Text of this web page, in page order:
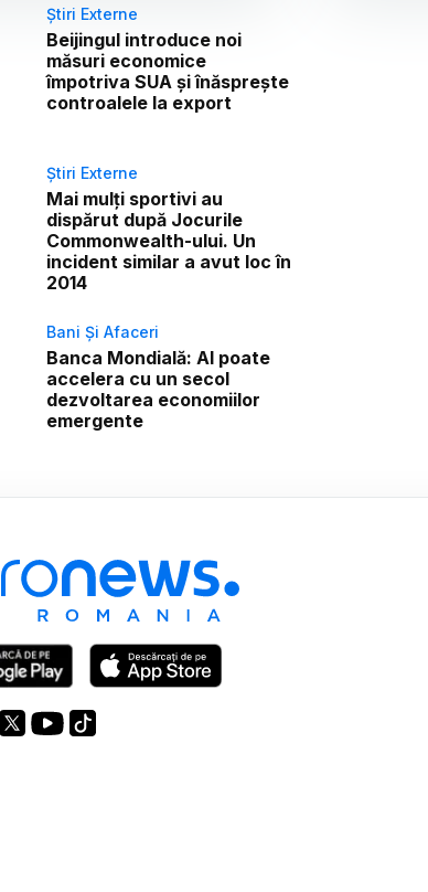
Știri Externe
Beijingul introduce noi
măsuri economice
împotriva SUA și înăsprește
controalele la export
Știri Externe
Mai mulți sportivi au
dispărut după Jocurile
Commonwealth-ului. Un
incident similar a avut loc în
2014
Bani Și Afaceri
Banca Mondială: AI poate
accelera cu un secol
dezvoltarea economiilor
emergente